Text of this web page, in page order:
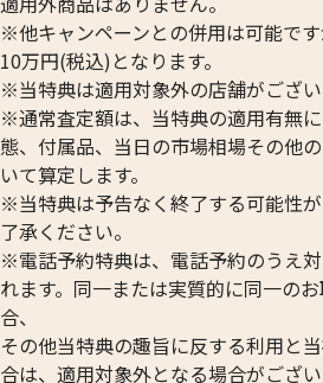
※他キャンペーンとの併用は可能で
10万円(税込)となります。
※当特典は適用対象外の店舗がござい
※通常査定額は、当特典の適用有無
態、付属品、当日の市場相場その他
いて算定します。
※当特典は予告なく終了する可能性
了承ください。
※電話予約特典は、電話予約のうえ
れます。同一または実質的に同一の
合、
その他当特典の趣旨に反する利用と
合は、適用対象外となる場合がござい